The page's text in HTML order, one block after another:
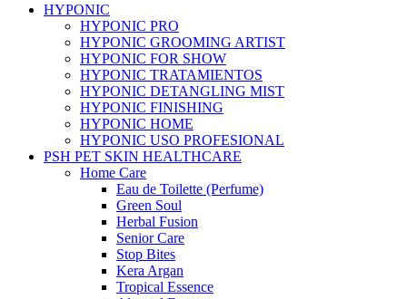
HYPONIC
HYPONIC PRO
HYPONIC GROOMING ARTIST
HYPONIC FOR SHOW
HYPONIC TRATAMIENTOS
HYPONIC DETANGLING MIST
HYPONIC FINISHING
HYPONIC HOME
HYPONIC USO PROFESIONAL
PSH PET SKIN HEALTHCARE
Home Care
Eau de Toilette (Perfume)
Green Soul
Herbal Fusion
Senior Care
Stop Bites
Kera Argan
Tropical Essence